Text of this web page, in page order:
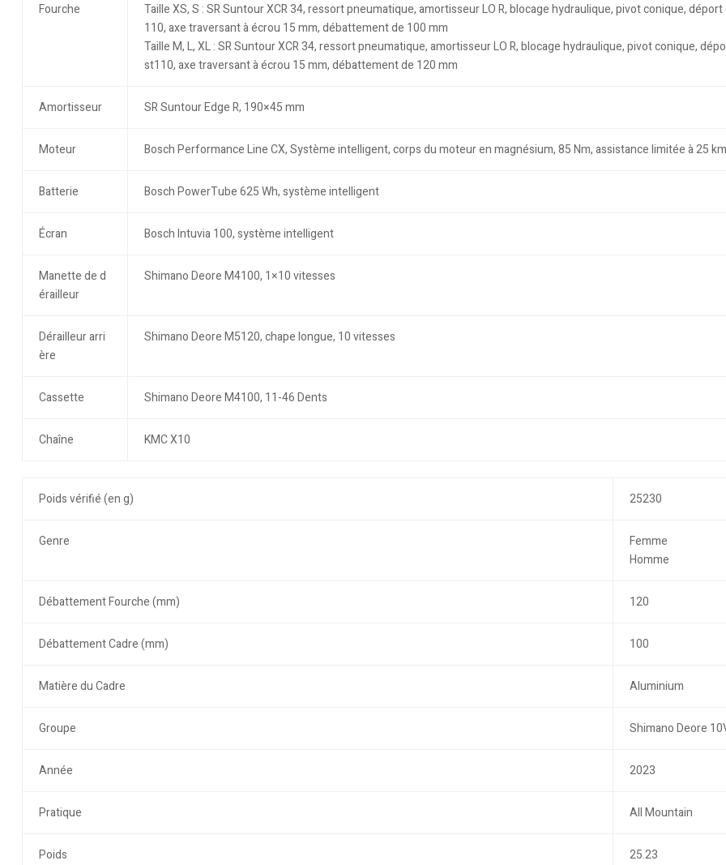
Fourche
Taille XS, S : SR Suntour XCR 34, ressort pneumatique, amortisseur LO R, blocage hydraulique, pivot conique,
110, axe traversant à écrou 15 mm, débattement de 100 mm
Taille M, L, XL : SR Suntour XCR 34, ressort pneumatique, amortisseur LO R, blocage hydraulique, pivot conique,
st110, axe traversant à écrou 15 mm, débattement de 120 mm
Amortisseur SR Suntour Edge R, 190×45 mm
Moteur Bosch Performance Line CX, Système intelligent, corps du moteur en magnésium, 85 Nm, assistance limitée à 25
Batterie Bosch PowerTube 625 Wh, système intelligent
Écran Bosch Intuvia 100, système intelligent
Manette de d
érailleur
Shimano Deore M4100, 1×10 vitesses
Dérailleur arri
ère
Shimano Deore M5120, chape longue, 10 vitesses
Cassette Shimano Deore M4100, 11-46 Dents
Chaîne KMC X10
Poids vérifié (en g) 25230
Genre
Femme
Homme
Débattement Fourche (mm) 120
Débattement Cadre (mm) 100
Matière du Cadre Aluminium
Groupe Shimano Deore
Année 2023
Pratique All Mountain
Poids 25.23